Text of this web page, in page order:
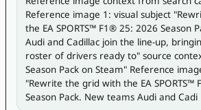
Reference image 1: visual subject
the EA SPORTS™ F1® 25: 2026 Season
Audi and Cadillac join the line-up,
roster of drivers ready to" source
Season Pack on Steam" Reference
"Rewrite the grid with the EA SPORTS™
Season Pack. New teams Audi and Cadi